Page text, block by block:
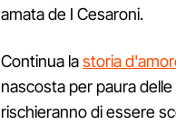
amata de I Cesaroni.
Continua lastoria
nascosta per paura
rischieranno di essere